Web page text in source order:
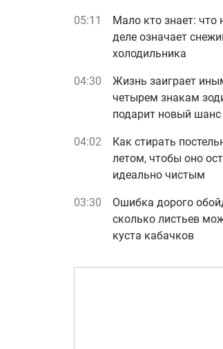
05:11
Мало кто знает: что
деле означает
холодильника
04:30
Жизнь заиграет
четырем знакам
подарит новый шанс
04:02
Как стирать
летом, чтобы оно
идеально чистым
03:30
Ошибка дорого
сколько листьев
куста кабачков